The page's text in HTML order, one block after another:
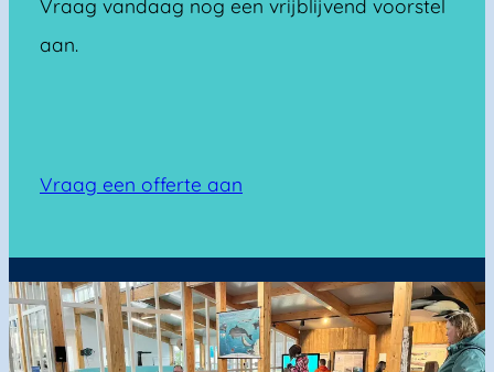
Vraag vandaag nog een vrijblijvend voorstel
aan.
Vraag een offerte aan